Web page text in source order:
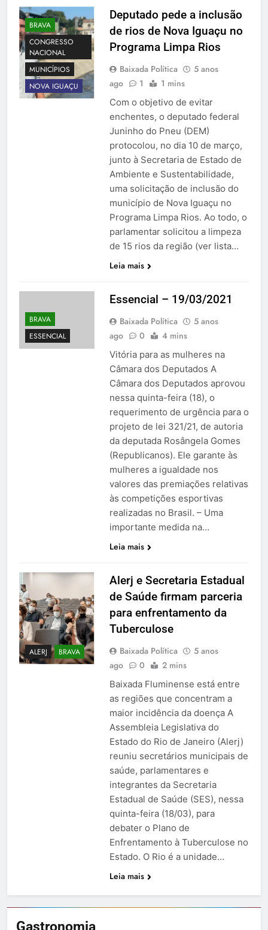
Gastronomia
BRAVA
CONGRESSO
NACIONAL
MUNICÍPIOS
NOVA IGUAÇU
Deputado pede a inclusão
de rios de Nova Iguaçu no
Programa Limpa Rios
Baixada Política
5 anos
ago
1 1 mins
Com o objetivo de evitar
enchentes, o deputado federal
Juninho do Pneu (DEM)
protocolou, no dia 10 de março,
junto à Secretaria de Estado de
Ambiente e Sustentabilidade,
uma solicitação de inclusão do
município de Nova Iguaçu no
Programa Limpa Rios. Ao todo, o
parlamentar solicitou a limpeza
de 15 rios da região (ver lista…
Leia mais
BRAVA
ESSENCIAL
Essencial – 19/03/2021
Baixada Política
5 anos
ago
0 4 mins
Vitória para as mulheres na
Câmara dos Deputados A
Câmara dos Deputados aprovou
nessa quinta-feira (18), o
requerimento de urgência para o
projeto de lei 321/21, de autoria
da deputada Rosângela Gomes
(Republicanos). Ele garante às
mulheres a igualdade nos
valores das premiações relativas
às competições esportivas
realizadas no Brasil. – Uma
importante medida na…
Leia mais
ALERJ BRAVA
Alerj e Secretaria Estadual
de Saúde firmam parceria
para enfrentamento da
Tuberculose
Baixada Política
5 anos
ago
0 2 mins
Baixada Fluminense está entre
as regiões que concentram a
maior incidência da doença A
Assembleia Legislativa do
Estado do Rio de Janeiro (Alerj)
reuniu secretários municipais de
saúde, parlamentares e
integrantes da Secretaria
Estadual de Saúde (SES), nessa
quinta-feira (18/03), para
debater o Plano de
Enfrentamento à Tuberculose no
Estado. O Rio é a unidade…
Leia mais